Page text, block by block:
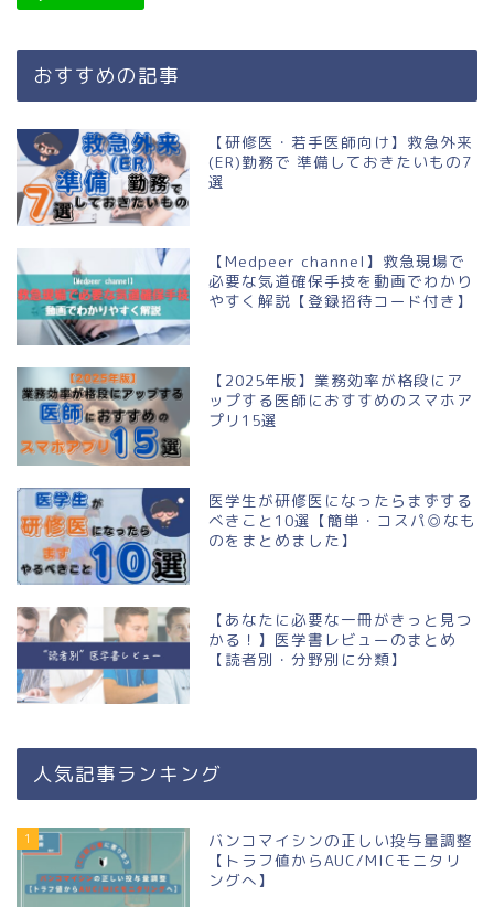
おすすめの記事
【研修医・若手医師向け】救急外来
(ER)勤務で 準備しておきたいもの7
選
【Medpeer channel】救急現場で
必要な気道確保手技を動画でわかり
やすく解説【登録招待コード付き】
【2025年版】業務効率が格段にア
ップする医師におすすめのスマホア
プリ15選
医学生が研修医になったらまずする
べきこと10選【簡単・コスパ◎なも
のをまとめました】
【あなたに必要な一冊がきっと見つ
かる！】医学書レビューのまとめ
【読者別・分野別に分類】
人気記事ランキング
1
バンコマイシンの正しい投与量調整
【トラフ値からAUC/MICモニタリ
ングへ】